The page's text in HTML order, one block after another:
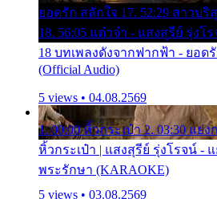
ยอดรัก สลักใจ 17. 52:29 สาวบ
18. 56:05 แต๋วจ๋า - แสงสุรีย์ รุ่งโ
18 บทเพลงดังจากฟากฟ้า - ยอด
(Official Audio)
5 views • 04.08.2569
1. 00:00 หิ้วกระเป๋า 2. 03:30 แย่ง
หิ้วกระเป๋า | แสงสุรีย์ รุ่งโรจน์ -
พระรักษา (KARAOKE)
5 views • 03.08.2569